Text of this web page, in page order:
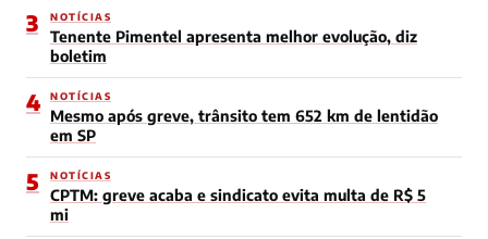
3 NOTÍCIAS
Tenente Pimentel apresenta melhor evolução, diz
boletim
4 NOTÍCIAS
Mesmo após greve, trânsito tem 652 km de lentidão
em SP
5 NOTÍCIAS
CPTM: greve acaba e sindicato evita multa de R$ 5
mi